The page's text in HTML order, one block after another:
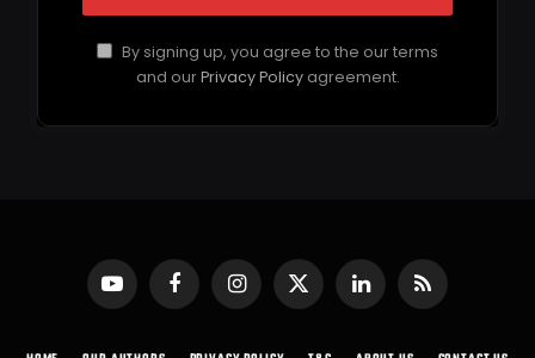
By signing up, you agree to the our terms
and ourPrivacy Policyagreement.
YouTubeFacebookInstagram
X
(Twitter)
LinkedInRSS